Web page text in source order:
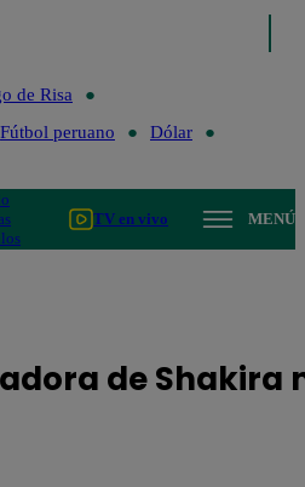
de Risa
Fútbol peruano
Dólar
TV en vivo MENÚ
de